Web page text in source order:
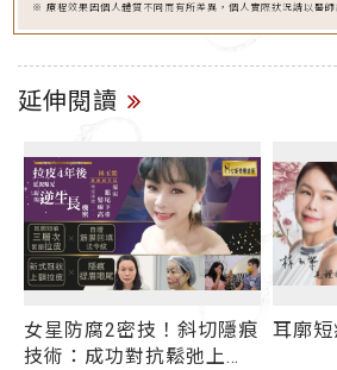
※ 療程效果因個人體質不同而有所差異，個人實際狀況請以醫師
延伸閱讀
女星防腐2密技！斜切隱痕
技術：成功對抗鬆弛上
耳廓